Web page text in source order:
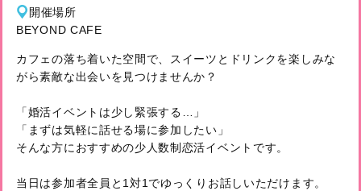
開催場所
BEYOND CAFE
カフェの落ち着いた空間で、スイーツとドリンクを楽しみな
がら素敵な出会いを見つけませんか？
「婚活イベントは少し緊張する…」
「まずは気軽に話せる場に参加したい」
そんな方におすすめの少人数制恋活イベントです。
当日は参加者全員と1対1でゆっくりお話しいただけます。